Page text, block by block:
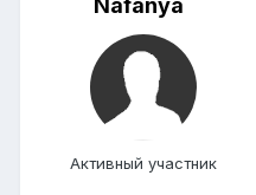
Активный участник